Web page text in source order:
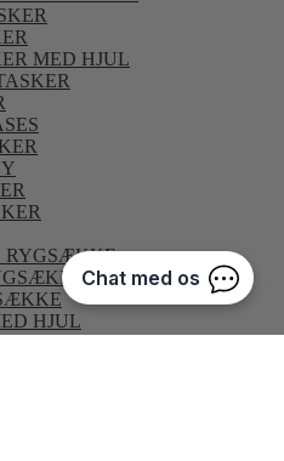
MED HJUL
RYGSÆKKE
HJUL